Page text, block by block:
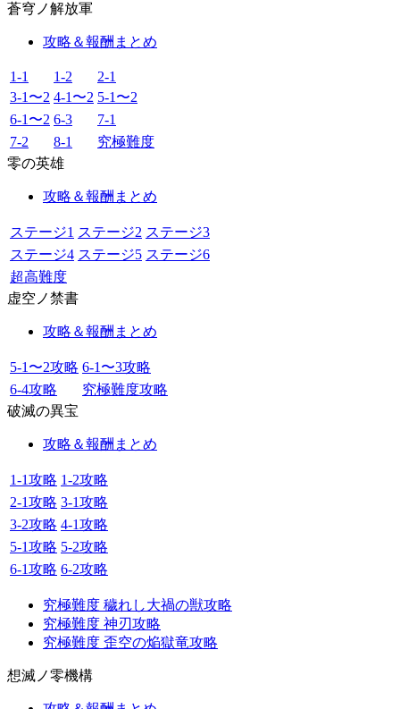
蒼穹ノ解放軍
攻略＆報酬まとめ
1-1 1-2
2-1
3-1〜2 4-1〜2 5-1〜2
6-1〜2 6-3
7-1
7-2
8-1
究極難度
零の英雄
攻略＆報酬まとめ
ステージ1 ステージ2 ステージ3
ステージ4 ステージ5 ステージ6
超高難度
虚空ノ禁書
攻略＆報酬まとめ
5-1〜2攻略 6-1〜3攻略
6-4攻略
究極難度攻略
破滅の異宝
攻略＆報酬まとめ
1-1攻略 1-2攻略
2-1攻略 3-1攻略
3-2攻略 4-1攻略
5-1攻略 5-2攻略
6-1攻略 6-2攻略
究極難度 穢れし大禍の獣攻略
究極難度 神刃攻略
究極難度 歪空の焔獄竜攻略
想滅ノ零機構